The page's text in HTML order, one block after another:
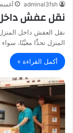
adminal3fsh أغسطس
نقل عفش داخل
نقل العفش داخل
المنزل تحدٍّا معيَّنًا،
أكمل القراءة »